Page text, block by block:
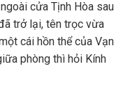
cửa Tịnh Hòa sau
trở lại, tên trọc vừa
cái hồn thể của Vạn
phòng thì hỏi Kính